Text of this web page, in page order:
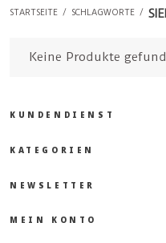
STARTSEITE / SCHLAGWORTE /
Keine Produkte
KUNDENDIENST
KATEGORIEN
NEWSLETTER
MEIN KONTO